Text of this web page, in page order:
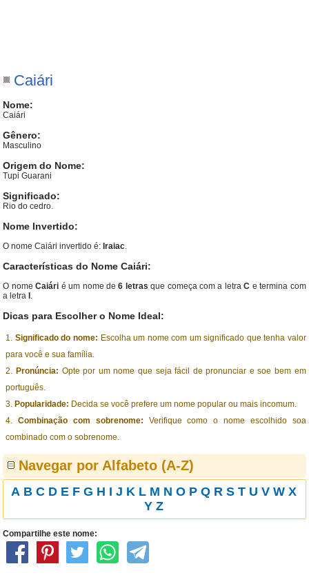
Caiári
Nome:
Caiári
Gênero:
Masculino
Origem do Nome:
Tupi Guarani
Significado:
Rio do cedro.
Nome Invertido:
O nome Caiári invertido é: Iraiac.
Características do Nome Caiári:
O nomeCaiári é um nome de6 letras que começa com a letraC e termina com
a letra .
Dicas para Escolher o Nome Ideal:
Significado do nome: Escolha um nome com um significado que tenha valor
para você e sua família.
Pronúncia: Opte por um nome que seja fácil de pronunciar e soe bem em
português.
Popularidade: Decida se você prefere um nome popular ou mais incomum.
Combinação com sobrenome: Verifique como o nome escolhido soa
combinado com o sobrenome.
Navegar por Alfabeto (A-Z)
A B C D E F G H I J K L M N O P Q R S T U V W X
Y Z
Compartilhe este nome: